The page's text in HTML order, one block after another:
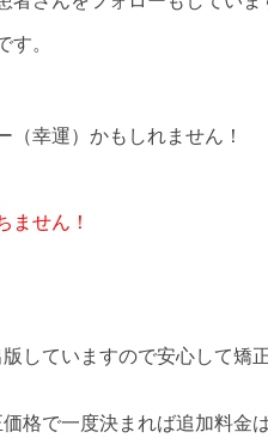
す。
幸運）かもしれません！
ません！
していますので安心して矯
格で一度決まれば追加料金